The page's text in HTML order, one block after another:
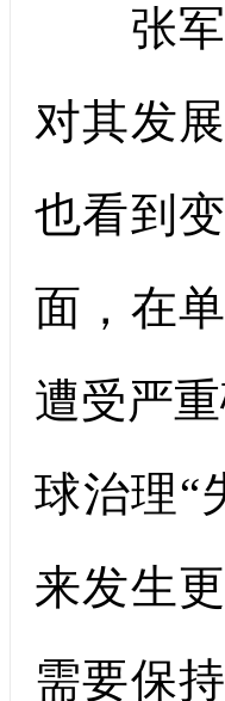
张军
对其发
也看到
面，在
遭受严
球治理“
来发生
需要保